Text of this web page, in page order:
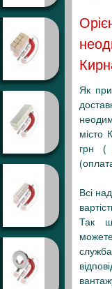
Як
місто
грн (
Всі
Так